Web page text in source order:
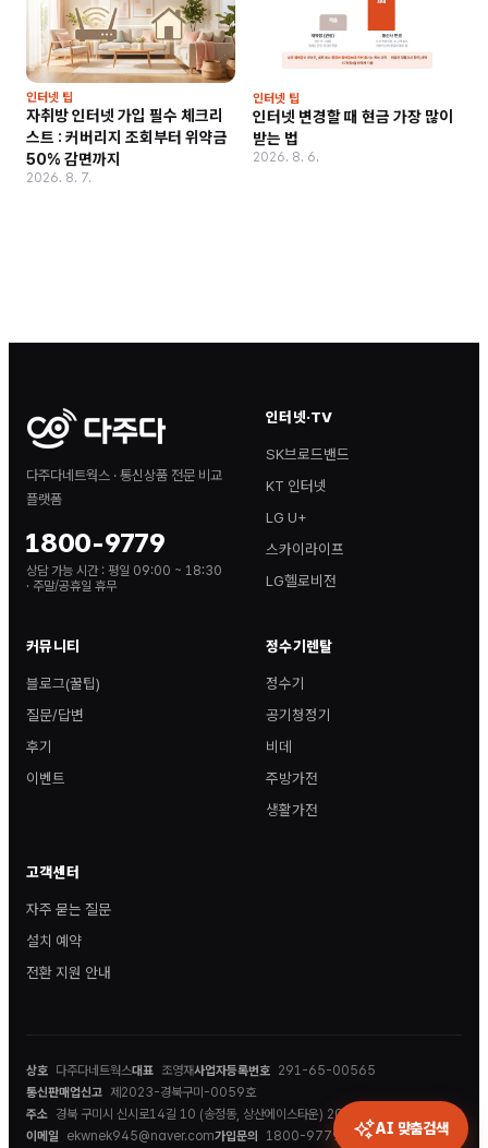
인터넷 팁
자취방 인터넷 가입 필수 체크리
스트 : 커버리지 조회부터 위약금
50% 감면까지
2026. 8. 7.
인터넷 팁
인터넷 변경할 때 현금 가장 많이
받는 법
2026. 8. 6.
다주다네트웍스 · 통신상품 전문 비교
플랫폼
1800-9779
상담 가능 시간 : 평일 09:00 ~ 18:30
· 주말/공휴일 휴무
인터넷·TV
SK브로드밴드
KT 인터넷
LG U+
스카이라이프
LG헬로비전
커뮤니티
블로그(꿀팁)
질문/답변
후기
이벤트
정수기렌탈
정수기
공기청정기
비데
주방가전
생활가전
고객센터
자주 묻는 질문
설치 예약
전환 지원 안내
상호 다주다네트웍스대표 조영재사업자등록번호 291-65-00565
통신판매업신고 제2023-경북구미-0059호
주소 경북 구미시 신시로14길 10 (송정동, 상산에이스타운) 202호
이메일
ekwnek945@naver.com가입문의 1800-9779 AI 맞춤검색